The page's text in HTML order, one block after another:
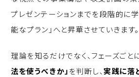
プレゼンテーションまでを段階的に
能なプラン」へと昇華させていきます。
理論を知るだけでなく、フェーズごと
法を使うべきか」を判断し、 実践に落